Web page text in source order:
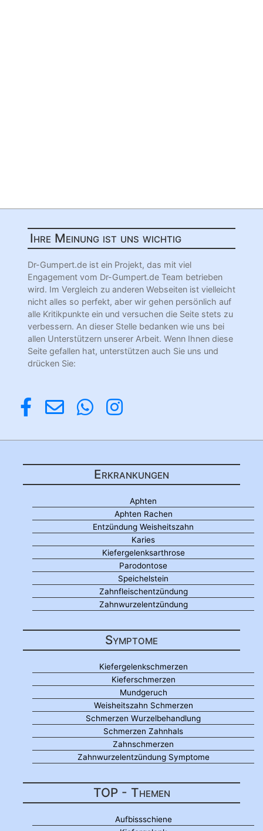
Ihre Meinung ist uns wichtig
Dr-Gumpert.de ist ein Projekt, das mit viel
Engagement vom Dr-Gumpert.de Team betrieben
wird. Im Vergleich zu anderen Webseiten ist vielleicht
nicht alles so perfekt, aber wir gehen persönlich auf
alle Kritikpunkte ein und versuchen die Seite stets zu
verbessern. An dieser Stelle bedanken wie uns bei
allen Unterstützern unserer Arbeit. Wenn Ihnen diese
Seite gefallen hat, unterstützen auch Sie uns und
drücken Sie:
Erkrankungen
Aphten
Aphten Rachen
Entzündung Weisheitszahn
Karies
Kiefergelenksarthrose
Parodontose
Speichelstein
Zahnfleischentzündung
Zahnwurzelentzündung
Symptome
Kiefergelenkschmerzen
Kieferschmerzen
Mundgeruch
Weisheitszahn Schmerzen
Schmerzen Wurzelbehandlung
Schmerzen Zahnhals
Zahnschmerzen
Zahnwurzelentzündung Symptome
TOP - Themen
Aufbissschiene